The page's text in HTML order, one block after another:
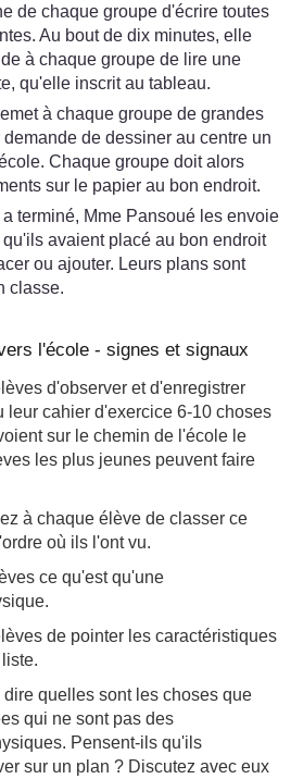
de chaque groupe d'écrire toutes
Au bout de dix minutes, elle
à chaque groupe de lire une
qu'elle inscrit au tableau.
à chaque groupe de grandes
de dessiner au centre un
Chaque groupe doit alors
sur le papier au bon endroit.
terminé, Mme Pansoué les envoie
avaient placé au bon endroit
ou ajouter. Leurs plans sont
classe.
l'école - signes et signaux
d'observer et d'enregistrer
leur cahier d'exercice 6-10 choses
sur le chemin de l'école le
les plus jeunes peuvent faire
à chaque élève de classer ce
où ils l'ont vu.
ce qu'est qu'une
de pointer les caractéristiques
quelles sont les choses que
qui ne sont pas des
Pensent-ils qu'ils
sur un plan ? Discutez avec eux